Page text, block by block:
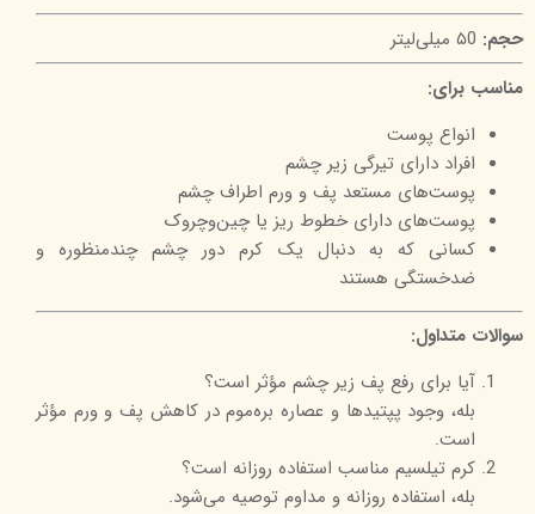
حجم:
مناسب برای:
انواع پوست
افراد دارای تیرگی زیر چشم
پوست‌های مستعد پف و ورم اطراف چشم
پوست‌های دارای خطوط ریز یا چین‌وچروک
کسانی که به دنبال یک کرم دور چشم چندمنظوره و
ضدخستگی هستند
سوالات متداول:
آیا برای رفع پف زیر چشم مؤثر است؟
بله، وجود پپتیدها و عصاره بره‌موم در کاهش پف و ورم مؤثر
است.
کرم تیلسیم مناسب استفاده روزانه است؟
بله، استفاده روزانه و مداوم توصیه می‌شود.